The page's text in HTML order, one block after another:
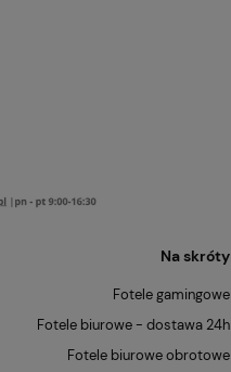
Na skróty
Fotele gamingowe
Fotele biurowe - dostawa 24h
Fotele biurowe obrotowe